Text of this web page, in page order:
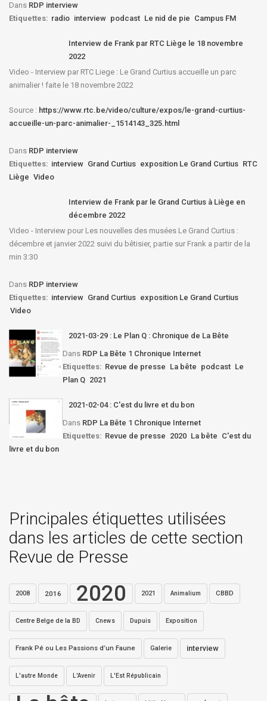
Dans RDP interview
Etiquettes: radio interview podcast Le nid de pie Campus FM
Interview de Frank par RTC Liège le 18 novembre
2022
Video - Interview par RTC Liege : Le Grand Curtius accueille un parc
animalier ! faite le 18 novembre 2022
Source : https://www.rtc.be/video/culture/expos/le-grand-curtius-
accueille-un-parc-animalier-_1514143_325.html
Dans RDP interview
Etiquettes: interview Grand Curtius exposition Le Grand Curtius RTC
Liège Video
Interview de Frank par le Grand Curtius à Liège en
décembre 2022
Video - Interview pour Les nouvelles des musées Le Grand Curtius :
décembre et janvier 2022 suivi du bêtisier, partie sur Frank a partir de la
min 3:30
Dans RDP interview
Etiquettes: interview Grand Curtius exposition Le Grand Curtius
Video
2021-03-29 : Le Plan Q : Chronique de La Bête
Dans RDP La Bête 1 Chronique Internet
Etiquettes: Revue de presse La bête podcast Le
Plan Q 2021
2021-02-04 : C'est du livre et du bon
Dans RDP La Bête 1 Chronique Internet
Etiquettes: Revue de presse 2020 La bête C'est du
livre et du bon
Principales étiquettes utilisées
dans les articles de cette section
Revue de Presse
2008 2016 2020 2021 Animalium CBBD
Centre Belge de la BD Cnews Dupuis Exposition
Frank Pé ou Les Passions d’un Faune Galerie interview
L'autre Monde L'Avenir L'Est Républicain